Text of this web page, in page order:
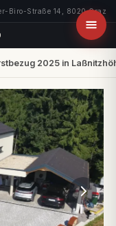
Biro-Straße 14, 8020 Graz
2025 in